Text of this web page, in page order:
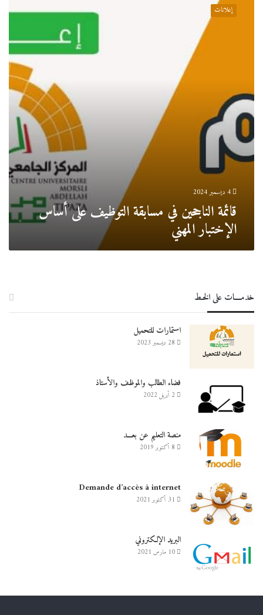
المهني
إعلانات
4 ديسمبر 2024
قائمة الناجحين في مسابقة التوظيف على أساس
الإختبار المهني
خدمــــات على الخـط
استمارات للتحميل
28 ديسمبر 2023
فضاء الطالب والموظف والأستاذ
2 أبريل 2022
منصة التعليم عن بعـــد
8 أكتوبر 2019
Demande d’accès à internet
31 أكتوبر 2021
البريد الإلكتروني
10 مارس 2021